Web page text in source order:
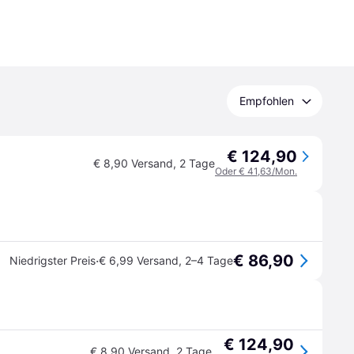
Empfohlen
€ 8,90 Versand, 2 Tage € 124,90
Oder € 41,63/Mon.
Niedrigster Preis·€ 6,99 Versand, 2–4 Tage€ 86,90
€ 8,90 Versand, 2 Tage € 124,90